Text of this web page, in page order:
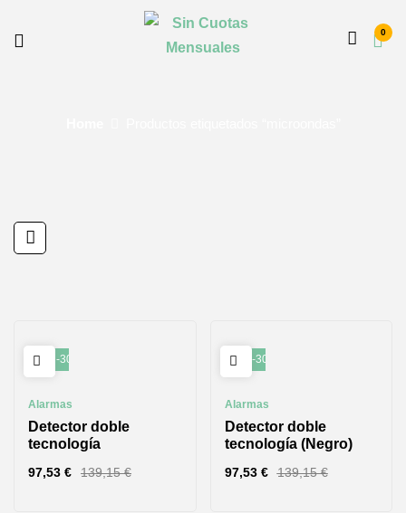
0
-30%
Alarmas
Detector doble
tecnología
139,15€
97,53 €
-30%
Alarmas
Detector doble
tecnología (Negro)
139,15€
97,53 €